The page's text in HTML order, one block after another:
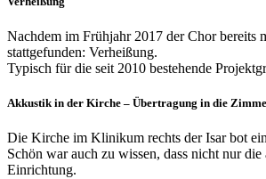
Nachdem im Frühjahr 2017 der Chor bereits
stattgefunden: Verheißung.
Typisch für die seit 2010 bestehende
Akkustik in der Kirche – Übertragung in die
Die Kirche im Klinikum rechts der Isar bot
Schön war auch zu wissen, dass nicht nur
Einrichtung.